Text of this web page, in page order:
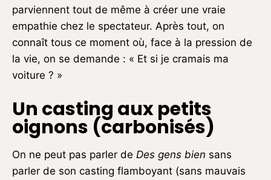
parviennent tout de même à créer une vraie
empathie chez le spectateur. Après tout, on
connaît tous ce moment où, face à la pression de
la vie, on se demande : « Et si je cramais ma
voiture ? »
Un casting aux petits
oignons (carbonisés)
On ne peut pas parler de Des gens bien sans
parler de son casting flamboyant (sans mauvais